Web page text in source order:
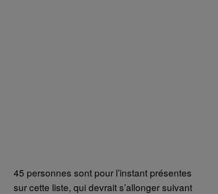
45 personnes sont pour l’instant présentes
sur cette liste, qui devrait s’allonger suivant